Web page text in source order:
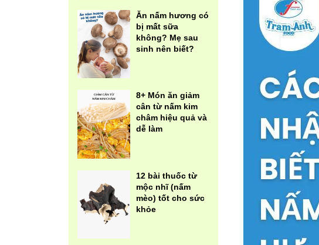
Ăn nấm hương có
bị mất sữa
không? Mẹ sau
sinh nên biết?
8+ Món ăn giảm
cân từ nấm kim
châm hiệu quả và
dễ làm
12 bài thuốc từ
mộc nhĩ (nấm
mèo) tốt cho sức
khỏe